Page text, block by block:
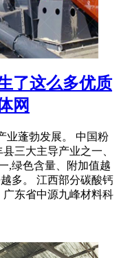
了这么多优质
网
业蓬勃发展。 中国粉
三大主导产业之一、
,绿色含量、附加值越
多。 江西部分碳酸钙
东省中源九峰材料科